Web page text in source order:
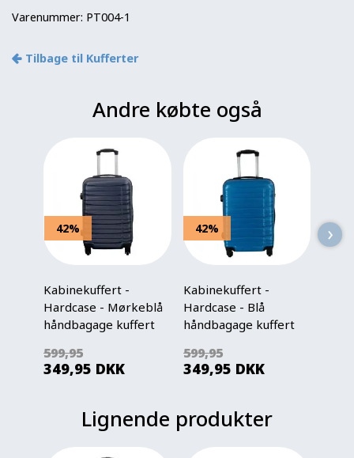
Varenummer: PT004-1
Tilbage til Kufferter
Andre købte også
42%
Kabinekuffert -
Hardcase - Mørkeblå
håndbagage kuffert
599,95
349,95 DKK
42%
Kabinekuffert -
Hardcase - Blå
håndbagage kuffert
599,95
349,95 DKK
›
Lignende produkter